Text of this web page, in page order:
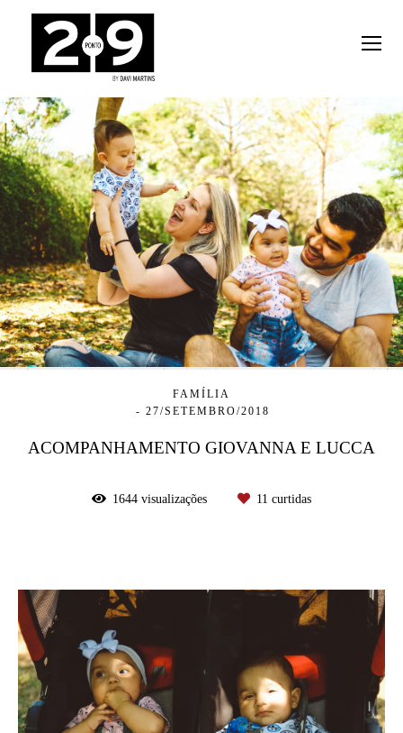
FAMÍLIA
27/SETEMBRO/2018
ACOMPANHAMENTO GIOVANNA E LUCCA
1644 visualizações 11 curtidas